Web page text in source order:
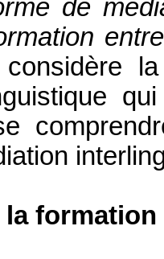
de
considère
la formation